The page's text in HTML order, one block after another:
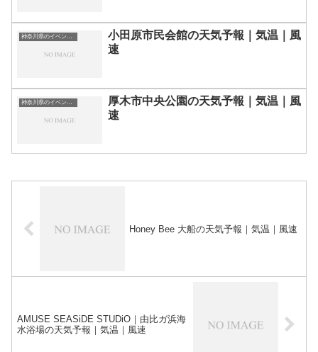
小田原市民会館の天気予報｜気温｜風
速
厚木市中央公園の天気予報｜気温｜風
速
Honey Bee 大船の天気予報｜気温｜風速
AMUSE SEASiDE STUDiO｜由比ガ浜海
水浴場の天気予報｜気温｜風速